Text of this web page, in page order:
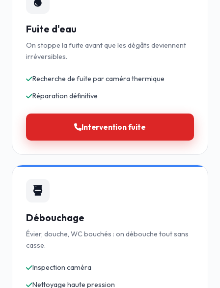
Fuite d'eau
On stoppe la fuite avant que les dégâts deviennent
irréversibles.
Recherche de fuite par caméra thermique
Réparation définitive
Intervention fuite
Débouchage
Évier, douche, WC bouchés : on débouche tout sans
casse.
Inspection caméra
Nettoyage haute pression